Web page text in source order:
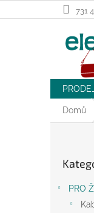
na
731
Domů
PRO